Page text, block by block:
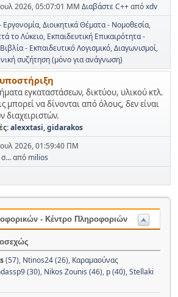
2026, 05:07:01 ΜΜ Διαβάστε C++απόxdv
Εργονομία Διοικητικά Θέματα - Νομοθεσία
το Λύκειο Εκπαιδευτική Επικαιρότητα -
- Εκπαιδευτικό Λογισμικό Διαγωνισμοί
συζήτηση (μόνο για ανάγνωση)
εγκαταστάσεων, δικτύου, υλικού κτλ.
μπορεί να δίνονται από όλους, δεν είναι
διαχειριστών.
alexxtasi,gidarakos
2026, 01:59:40 ΠΜ
από milios
- Κέντρο Πληροφοριών
(57), Ntinos24 (26), Καραμαούνας
(30), Nikos Zounis (46), p (40),Stellaki